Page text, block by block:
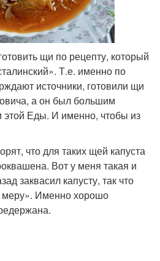
щи по рецепту, который
Т.е. именно по
источники, готовили щи
а он был большим
Еды. И именно, чтобы из
что для таких щей капуста
Вот у меня такая и
заквасил капусту, так что
меру». Именно хорошо